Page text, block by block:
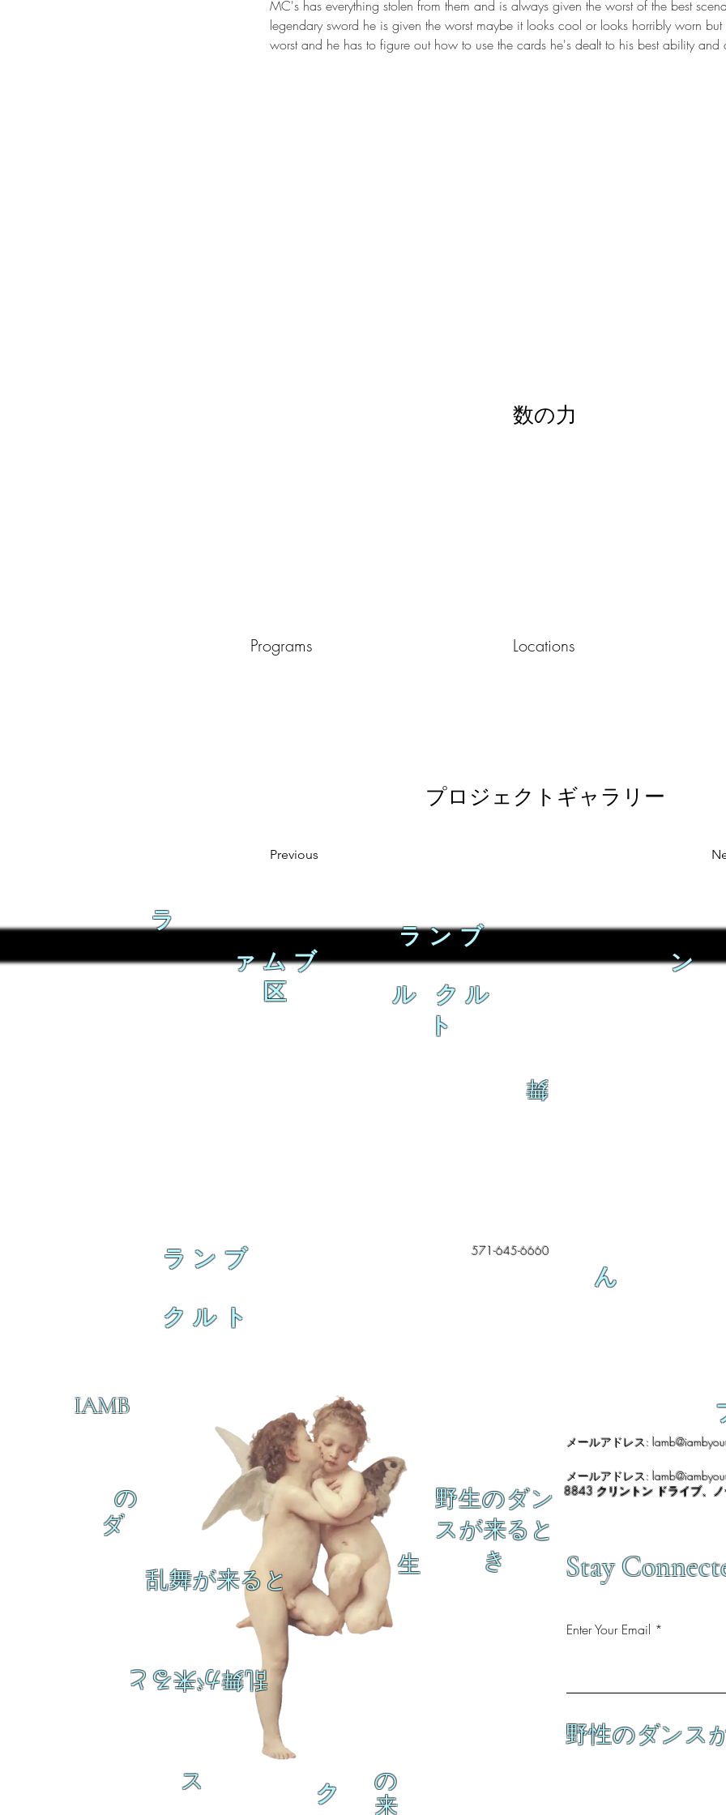
MC's has everything stolen from them and is always given the worst of the best
legendary sword he is given the worst maybe it looks cool or looks horribly worn
worst and he has to figure out how to use the cards he's dealt to his best ability and
数の力
Programs Locations
プロジェクトギャラリー
Previous
ラ
ァムブ
区
ランブ
ル クル
ト
舞
ン
IAMB
乱舞が来ると
乱舞が来ると
ク
生
の
ダ
ス
の
来
メールアドレス:
メールアドレス:
野生のダン
スが来ると
き
8843 クリントン ドライブ、
Stay
Enter Your Email
野性のダンス
ランブ
クルト
ん
571-645-6660